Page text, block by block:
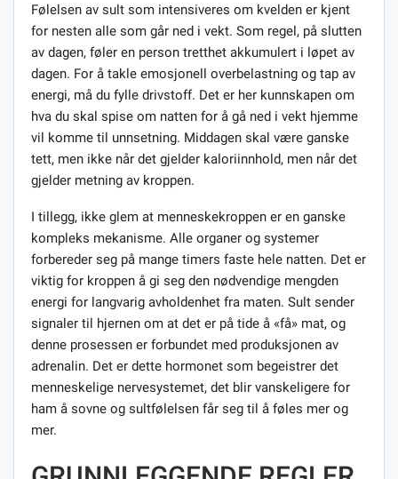
Følelsen av sult som intensiveres om kvelden er kjent
for nesten alle som går ned i vekt. Som regel, på slutten
av dagen, føler en person tretthet akkumulert i løpet av
dagen. For å takle emosjonell overbelastning og tap av
energi, må du fylle drivstoff. Det er her kunnskapen om
hva du skal spise om natten for å gå ned i vekt hjemme
vil komme til unnsetning. Middagen skal være ganske
tett, men ikke når det gjelder kaloriinnhold, men når det
gjelder metning av kroppen.
I tillegg, ikke glem at menneskekroppen er en ganske
kompleks mekanisme. Alle organer og systemer
forbereder seg på mange timers faste hele natten. Det er
viktig for kroppen å gi seg den nødvendige mengden
energi for langvarig avholdenhet fra maten. Sult sender
signaler til hjernen om at det er på tide å «få» mat, og
denne prosessen er forbundet med produksjonen av
adrenalin. Det er dette hormonet som begeistrer det
menneskelige nervesystemet, det blir vanskeligere for
ham å sovne og sultfølelsen får seg til å føles mer og
mer.